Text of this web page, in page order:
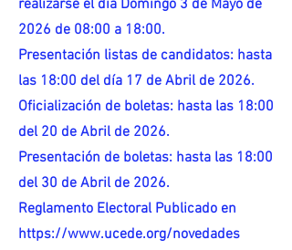
realizarse el día Domingo 3 de Mayo de
2026 de 08:00 a 18:00.
Presentación listas de candidatos: hasta
las 18:00 del día 17 de Abril de 2026.
Oficialización de boletas: hasta las 18:00
del 20 de Abril de 2026.
Presentación de boletas: hasta las 18:00
del 30 de Abril de 2026.
Reglamento Electoral Publicado en
https://www.ucede.org/novedades